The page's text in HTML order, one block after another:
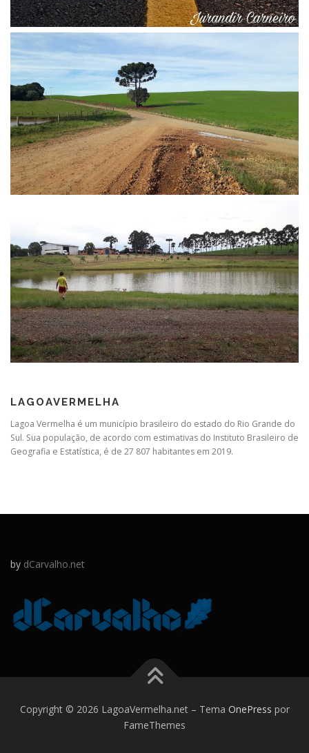
LAGOAVERMELHA
Lagoa Vermelha é um município brasileiro do estado do Rio Grande do
Sul. Sua população, de acordo com estimativas do Instituto Brasileiro de
Geografia e Estatística, é de 27 807 habitantes em 2019.
by dCarvalho.net
Copyright © 2026 LagoaVermelha.net – Tema OnePress por
FameThemes